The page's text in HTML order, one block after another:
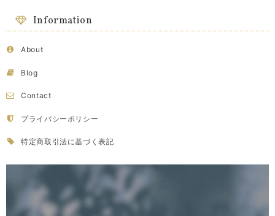
Information
About
Blog
Contact
プライバシーポリシー
特定商取引法に基づく表記